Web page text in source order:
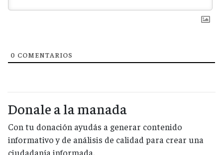
0 COMENTARIOS
Donale a la manada
Con tu donación ayudás a generar contenido
informativo y de análisis de calidad para crear una
ciudadanía informada.